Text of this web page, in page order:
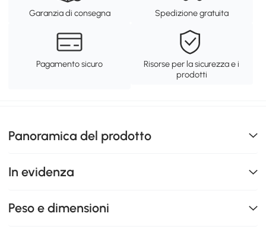
Garanzia di consegna Spedizione gratuita
Pagamento sicuro
Risorse per la sicurezza e i
prodotti
Panoramica del prodotto
In evidenza
Peso e dimensioni